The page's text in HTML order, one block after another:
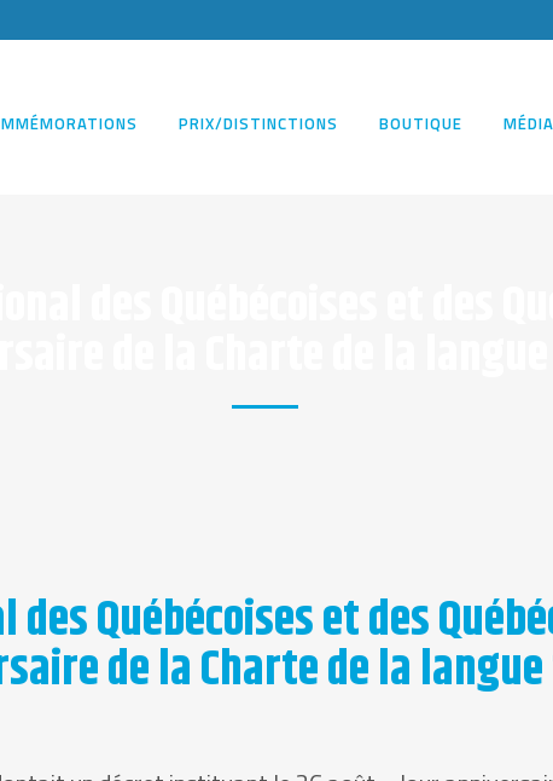
PRIX/DISTINCTIONS BOUTIQUE
Québécoises et des
de la Charte de la